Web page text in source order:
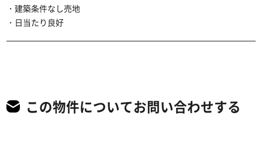
・建築条件なし売地
・日当たり良好
この物件についてお問い合わせする